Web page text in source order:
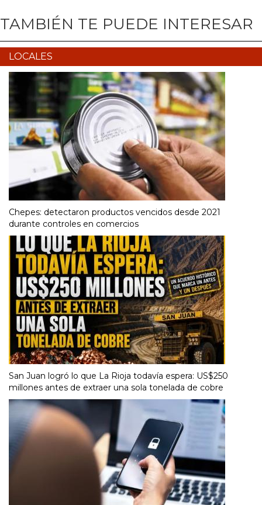
TAMBIÉN TE PUEDE INTERESAR
LOCALES
Chepes: detectaron productos vencidos desde 2021
durante controles en comercios
San Juan logró lo que La Rioja todavía espera: US$250
millones antes de extraer una sola tonelada de cobre